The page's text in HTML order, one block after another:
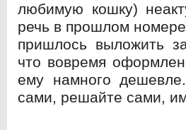
любимую кошку)
речь в прошлом
пришлось выложить
что вовремя
ему намного
сами, решайте сами,